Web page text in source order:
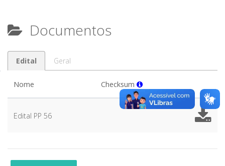
Documentos
Edital Geral
Nome Checksum
Edital PP 56